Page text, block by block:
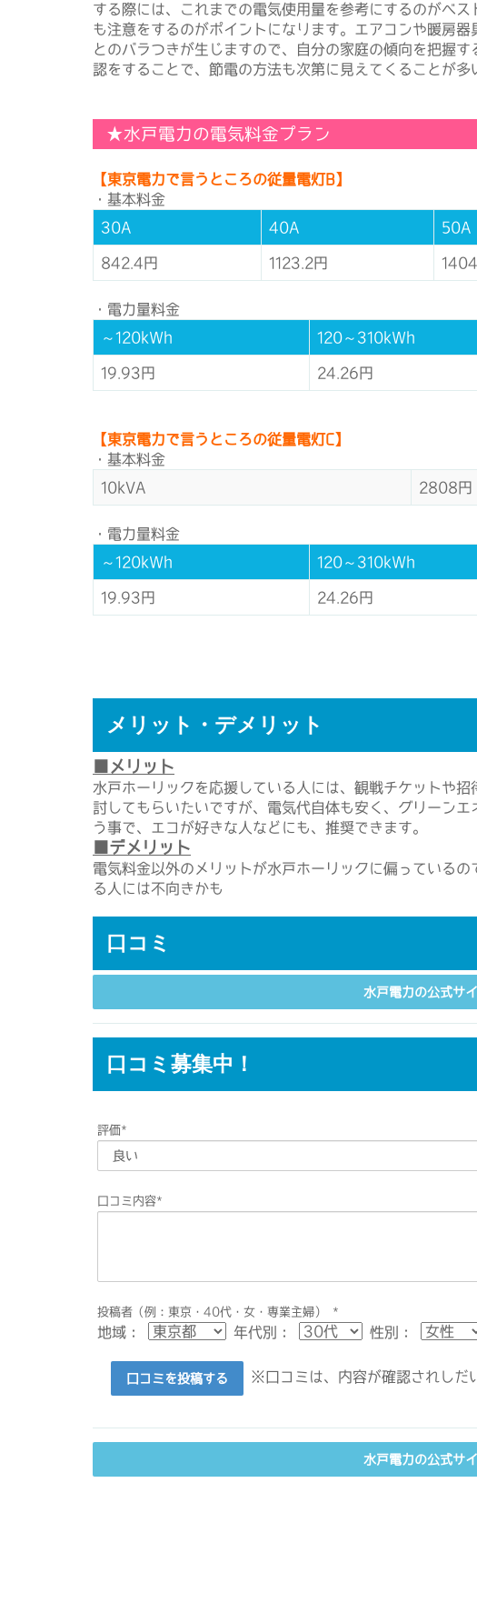
する際には、これまでの電気使用量を参考にするのがベ
も注意をするのがポイントになります。エアコンや暖房
とのバラつきが生じますので、自分の家庭の傾向を把握
認をすることで、節電の方法も次第に見えてくることが多
★水戸電力の電気料金プラン
【東京電力で言うところの従量電灯B】
・基本料金
30A
40A 50A
842.4円 1123.2円
・電力量料金
～120kWh
120～310kWh
19.93円 24.26円
【東京電力で言うところの従量電灯C】
・基本料金
10kVA
2808円
・電力量料金
～120kWh
120～310kWh
19.93円 24.26円
メリット・デメリット
■メリット
水戸ホーリックを応援している人には、観戦チケットや
討してもらいたいですが、電気代自体も安く、グリーン
う事で、エコが好きな人などにも、推奨できます。
■デメリット
電気料金以外のメリットが水戸ホーリックに偏っている
る人には不向きかも
口コミ
水戸電力の公式サ
口コミ募集中！
評価*
口コミ内容*
投稿者（例：東京・40代・女・専業主婦） *
地域： 年代別： 性別：
口コミを投稿する ※口コミは、内容が確認されしだ
水戸電力の公式サ